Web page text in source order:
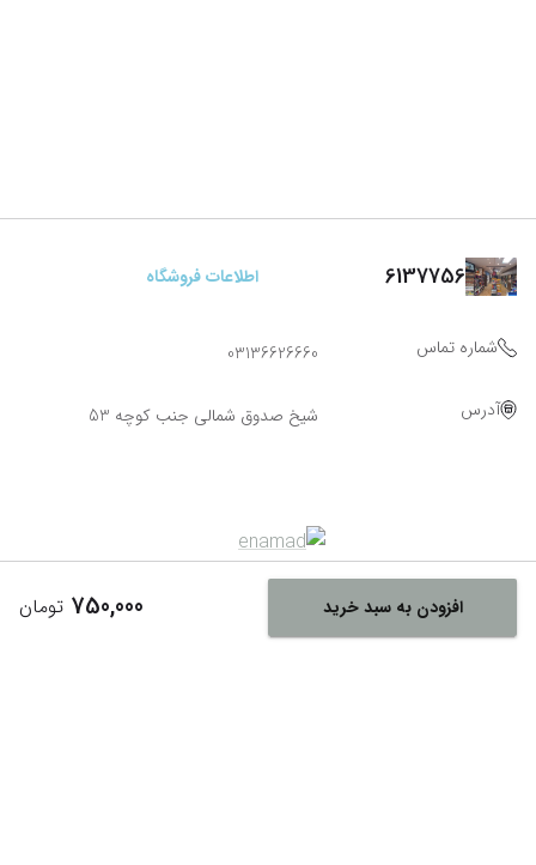
افزودن به سبد خرید 750,000 تومان
6137756 اطلاعات فروشگاه
شماره تماس 03136626660
آدرس شیخ صدوق شمالی جنب کوچه 53